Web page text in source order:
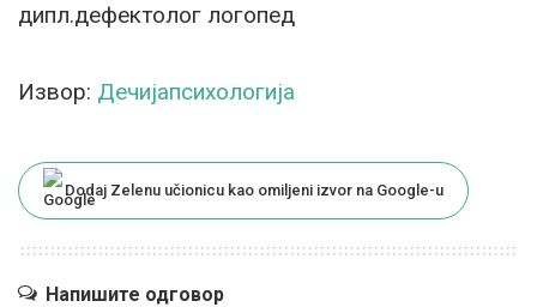
дипл.дефектолог логопед
Извор: Дечијапсихологија
Dodaj Zelenu učionicu kao omiljeni izvor na Google-u
Напишите одговор